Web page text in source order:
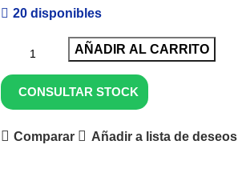
20 disponibles
AÑADIR AL CARRITO
CONSULTAR STOCK
Comparar Añadir a lista de deseos